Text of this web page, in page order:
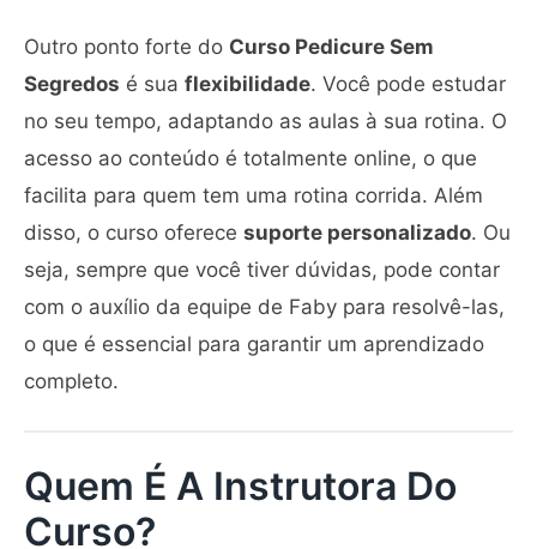
Outro ponto forte do Curso Pedicure Sem
Segredos é sua flexibilidade. Você pode estudar
no seu tempo, adaptando as aulas à sua rotina. O
acesso ao conteúdo é totalmente online, o que
facilita para quem tem uma rotina corrida. Além
disso, o curso oferece suporte personalizado. Ou
seja, sempre que você tiver dúvidas, pode contar
com o auxílio da equipe de Faby para resolvê-las,
o que é essencial para garantir um aprendizado
completo.
Quem É A Instrutora Do
Curso?